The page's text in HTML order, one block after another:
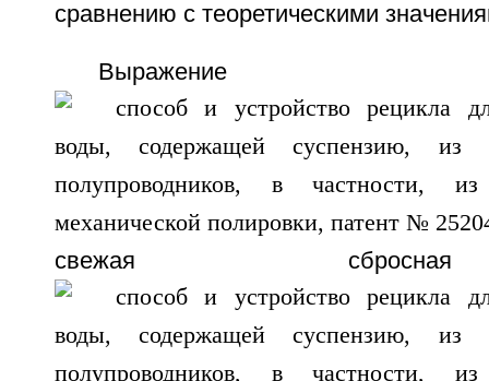
сравнению с теоретическими
Выражение
свежая